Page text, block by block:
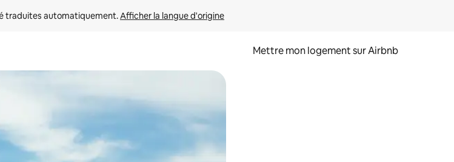
traduites automatiquement. Afficher la langue d'origine
Mettre mon logement sur Airbnb